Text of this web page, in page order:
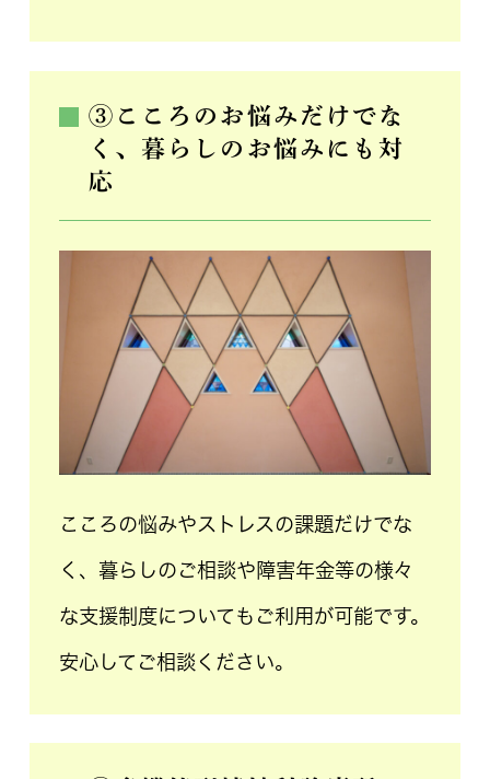
③こころのお悩みだけでな
く、暮らしのお悩みにも対
応
こころの悩みやストレスの課題だけでな
く、暮らしのご相談や障害年金等の様々
な支援制度についてもご利用が可能です。
安心してご相談ください。